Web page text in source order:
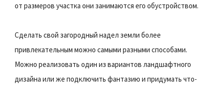
от размеров участка они занимаются его обустройством.
Сделать свой загородный надел земли более
привлекательным можно самыми разными способами.
Можно реализовать один из вариантов ландшафтного
дизайна или же подключить фантазию и придумать что-